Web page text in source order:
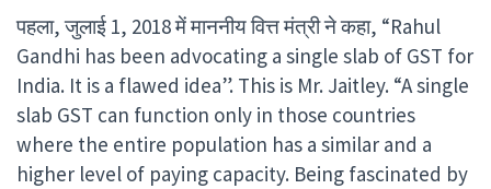
पहला, जुलाई 1, 2018 में माननीय वित्त मंत्री ने कहा, “Rahul
Gandhi has been advocating a single slab of GST for
India. It is a flawed idea”. This is Mr. Jaitley. “A single
slab GST can function only in those countries
where the entire population has a similar and a
higher level of paying capacity. Being fascinated by